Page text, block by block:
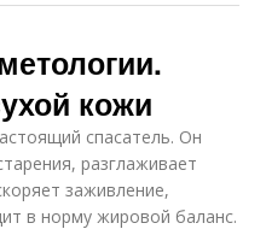
кожи
спасатель. Он
разглаживает
заживление,
в норму жировой баланс.